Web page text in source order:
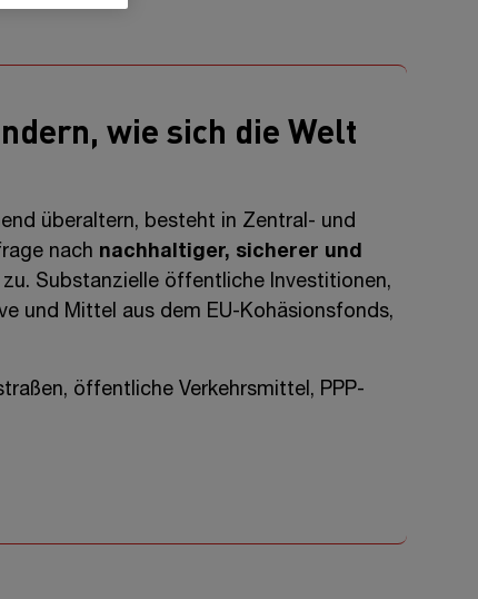
wie sich die Welt
überaltern, besteht in Zentral- und
nach nachhaltiger, sicherer und
Substanzielle öffentliche Investitionen,
und Mittel aus dem EU-Kohäsionsfonds,
öffentliche Verkehrsmittel, PPP-